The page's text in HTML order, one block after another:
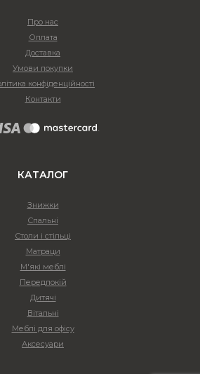
Про нас
Оплата
Доставка
Умови покупки
конфіденційності
Контакти
КАТАЛОГ
Знижки
Спальні
Столи і стільці
Матраци
М'які меблі
Передпокій
Дитячі
Вітальні
Меблі для офісу
Аксесуари